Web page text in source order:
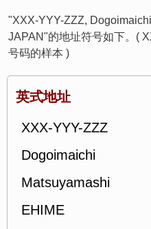
"XXX-YYY-ZZZ,
JAPAN"的地址符号如下。(
号码的样本 )
英式地址
XXX-YYY-ZZZ
Dogoimaichi
Matsuyamashi
EHIME